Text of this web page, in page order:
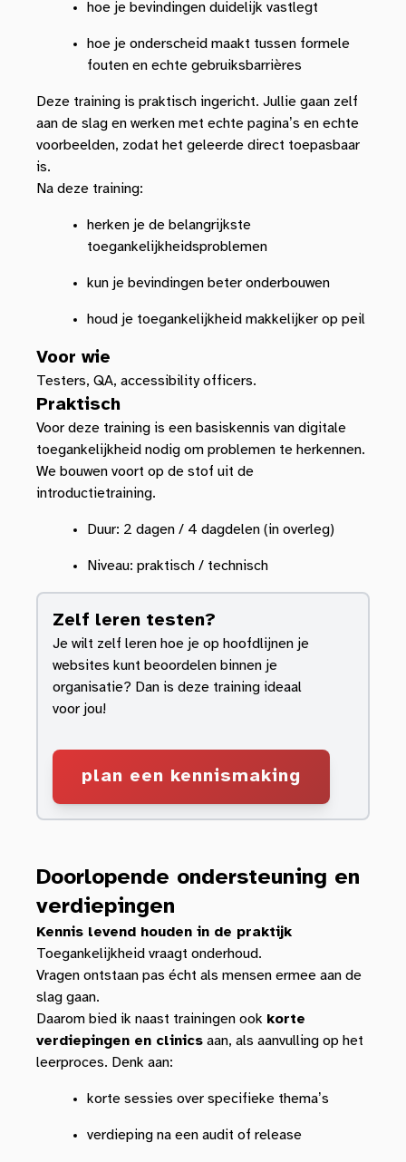
hoe je bevindingen duidelijk vastlegt
hoe je onderscheid maakt tussen formele
fouten en echte gebruiksbarrières
Deze training is praktisch ingericht. Jullie gaan zelf
aan de slag en werken met echte pagina’s en echte
voorbeelden, zodat het geleerde direct toepasbaar
is.
Na deze training:
herken je de belangrijkste
toegankelijkheidsproblemen
kun je bevindingen beter onderbouwen
houd je toegankelijkheid makkelijker op peil
Voor wie
Testers, QA, accessibility officers.
Praktisch
Voor deze training is een basiskennis van digitale
toegankelijkheid nodig om problemen te herkennen.
We bouwen voort op de stof uit de
introductietraining.
Duur: 2 dagen / 4 dagdelen (in overleg)
Niveau: praktisch / technisch
Zelf leren testen?
Je wilt zelf leren hoe je op hoofdlijnen je
websites kunt beoordelen binnen je
organisatie? Dan is deze training ideaal
voor jou!
plan een kennismaking
Doorlopende ondersteuning en
verdiepingen
Kennis levend houden in de praktijk
Toegankelijkheid vraagt onderhoud.
Vragen ontstaan pas écht als mensen ermee aan de
slag gaan.
Daarom bied ik naast trainingen ook korte
verdiepingen en clinics aan, als aanvulling op het
leerproces. Denk aan:
korte sessies over specifieke thema’s
verdieping na een audit of release